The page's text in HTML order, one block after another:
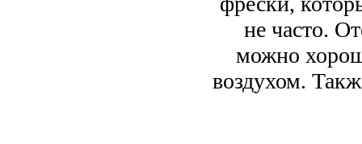
не часто.
можно
воздухом.